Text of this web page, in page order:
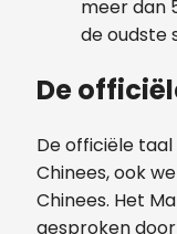
meer dan
de oudste
De
De officiële taal
Chinees, ook
Chinees. Het
gesproken